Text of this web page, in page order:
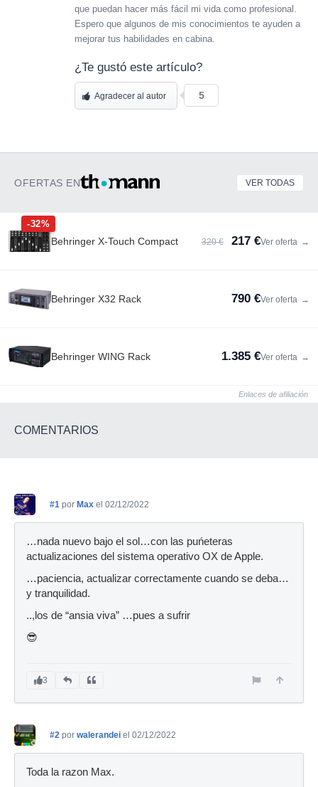
que puedan hacer más fácil mi vida como profesional.
Espero que algunos de mis conocimientos te ayuden a
mejorar tus habilidades en cabina.
¿Te gustó este artículo?
Agradecer al autor 5
OFERTAS EN VER TODAS
-32%
Behringer X-Touch Compact 320 € 217 €Ver oferta →
Behringer X32 Rack 790 €Ver oferta →
Behringer WING Rack 1.385 €Ver oferta →
Enlaces de afiliación
COMENTARIOS
#1 por Max el 02/12/2022
…nada nuevo bajo el sol…con las puńeteras
actualizaciones del sistema operativo OX de Apple.
…paciencia, actualizar correctamente cuando se deba…
y tranquilidad.
..,los de “ansia viva” …pues a sufrir
😎
3
#2 por walerandei el 02/12/2022
Toda la razon Max.